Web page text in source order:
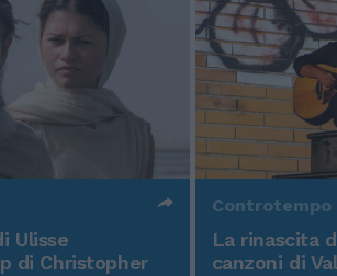
Ulisse
di Christopher
Controtempo
La rinascita
canzoni di